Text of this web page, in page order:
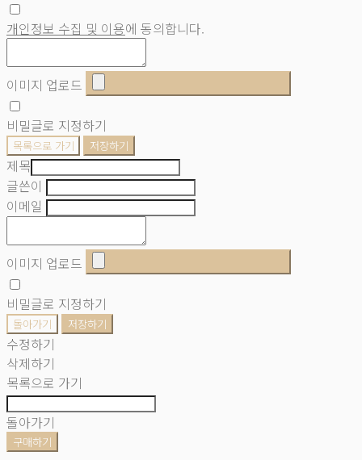
개인정보 수집 및 이용에 동의합니다.
이미지 업로드
비밀글로 지정하기
목록으로 가기 저장하기
제목
글쓴이
이메일
이미지 업로드
비밀글로 지정하기
돌아가기 저장하기
수정하기
삭제하기
목록으로 가기
돌아가기
구매하기